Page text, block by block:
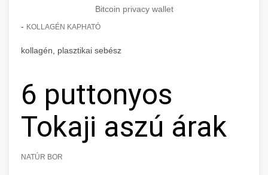
Bitcoin privacy wallet
- KOLLAGÉN KAPHATÓ
kollagén, plasztikai sebész
6 puttonyos
Tokaji aszú árak
NATÚR BOR